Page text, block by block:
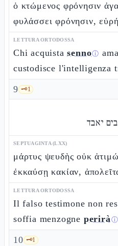
ὁ κτώμενος φρόνησιν
φυλάσσει φρόνησιν,
LETTURA ORTODOSSA
Chi acquistasennoⓘ
custodisce l'intelligenza
9 🗝️1
יאבד
SEPTUAGINTA (LXX)
μάρτυς ψευδὴς οὐκ
ἐκκαύσῃ κακίαν,
LETTURA ORTODOSSA
Il falso testimone non
soffia menzogne periràⓘ
10 🗝️1